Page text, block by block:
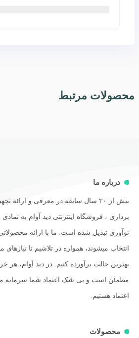
محصولات مرتبط
درباره ما
بیش از ۳۰ سال سابقه در معرفی و
برداری ، فروشگاه اینترنتی دید آوام به نمادی
نوآوری تبدیل شده است. ما با ارائه
انتخاب میشوند، همواره در تلاشیم تا نیازهای
بهترین حالت برآورده کنیم. در دید آوام،
مطمئن است و بی شک اعتماد شما سرمایه
اعتماد هستیم.
محصولات